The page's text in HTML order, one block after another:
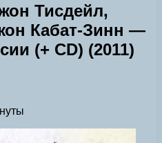
Тисдейл,
Кабат-Зинн —
(+ CD) (2011)